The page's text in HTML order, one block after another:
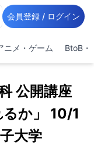
会員登録 / ログイン
ニメ・ゲーム BtoB・
公開講座
るか」 10/1
大学